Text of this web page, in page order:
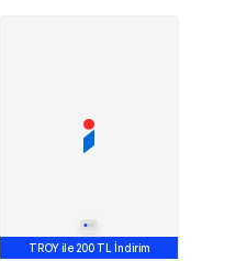
TROY ile 200 TL İndirim